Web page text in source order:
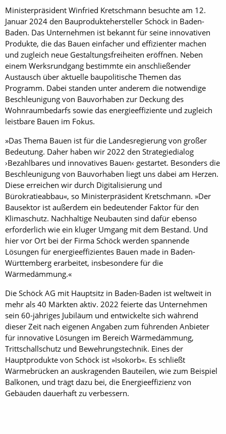
Ministerpräsident Winfried Kretschmann besuchte am 12.
Januar 2024 den Bauproduktehersteller Schöck in Baden-
Baden. Das Unternehmen ist bekannt für seine innovativen
Produkte, die das Bauen einfacher und effizienter machen
und zugleich neue Gestaltungsfreiheiten eröffnen. Neben
einem Werksrundgang bestimmte ein anschließender
Austausch über aktuelle baupolitische Themen das
Programm. Dabei standen unter anderem die notwendige
Beschleunigung von Bauvorhaben zur Deckung des
Wohnraumbedarfs sowie das energieeffiziente und zugleich
leistbare Bauen im Fokus.
»Das Thema Bauen ist für die Landesregierung von großer
Bedeutung. Daher haben wir 2022 den Strategiedialog
›Bezahlbares und innovatives Bauen‹ gestartet. Besonders die
Beschleunigung von Bauvorhaben liegt uns dabei am Herzen.
Diese erreichen wir durch Digitalisierung und
Bürokratieabbau«, so Ministerpräsident Kretschmann. »Der
Bausektor ist außerdem ein bedeutender Faktor für den
Klimaschutz. Nachhaltige Neubauten sind dafür ebenso
erforderlich wie ein kluger Umgang mit dem Bestand. Und
hier vor Ort bei der Firma Schöck werden spannende
Lösungen für energieeffizientes Bauen made in Baden-
Württemberg erarbeitet, insbesondere für die
Wärmedämmung.«
Die Schöck AG mit Hauptsitz in Baden-Baden ist weltweit in
mehr als 40 Märkten aktiv. 2022 feierte das Unternehmen
sein 60-jähriges Jubiläum und entwickelte sich während
dieser Zeit nach eigenen Angaben zum führenden Anbieter
für innovative Lösungen im Bereich Wärmedämmung,
Trittschallschutz und Bewehrungstechnik. Eines der
Hauptprodukte von Schöck ist »Isokorb«. Es schließt
Wärmebrücken an auskragenden Bauteilen, wie zum Beispiel
Balkonen, und trägt dazu bei, die Energieeffizienz von
Gebäuden dauerhaft zu verbessern.